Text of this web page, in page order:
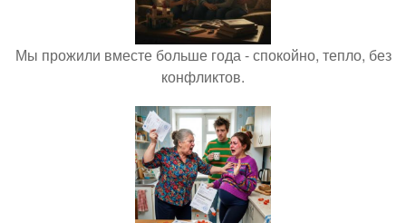
Мы прожили вместе больше года - спокойно, тепло, без
конфликтов.